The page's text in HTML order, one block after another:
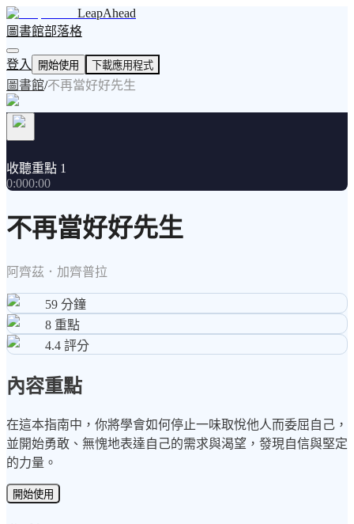
LeapAhead
圖書館部落格
登入 開始使用 下載應用程式
圖書館/不再當好好先生
收聽重點 1
0:000:00
不再當好好先生
阿齊茲．加齊普拉
59 分鐘
8 重點
4.4 評分
內容重點
在這本指南中，你將學會如何停止一味取悅他人而委屈自己，
並開始勇敢、無愧地表達自己的需求與渴望，發現自信與堅定
的力量。
開始使用